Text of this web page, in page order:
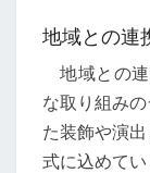
地域との連
地域との連
な取り組み
た装飾や演
式に込めて